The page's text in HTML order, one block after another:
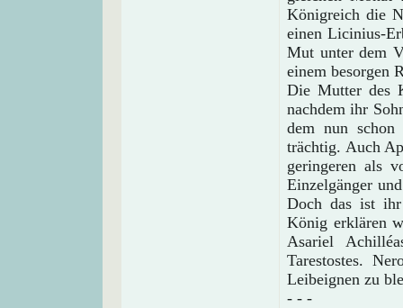
Königreich die
einen Licinius-
Mut unter dem
einem besorgen
Die Mutter des
nachdem ihr
dem nun schon
trächtig. Auch
geringeren als
Einzelgänger
Doch das ist
König erklären
Asariel
Tarestostes.
Leibeignen zu
- - -